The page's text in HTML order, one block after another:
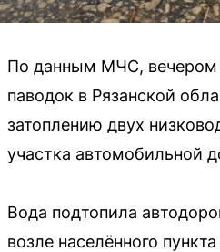
По данным МЧС, вечером
паводок в Рязанской
затоплению двух
участка автомобильной
Вода подтопила
возле населённого